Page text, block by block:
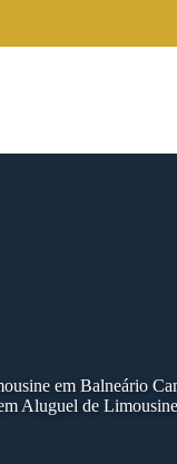
em Balneário
Aluguel de